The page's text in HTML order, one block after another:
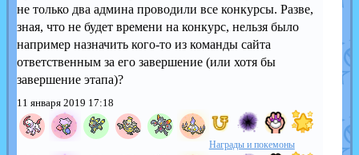
не только два админа проводили все конкурсы. Разве,
зная, что не будет времени на конкурс, нельзя было
например назначить кого-то из команды сайта
ответственным за его завершение (или хотя бы
завершение этапа)?
11 января 2019 17:18
Награды и покемоны